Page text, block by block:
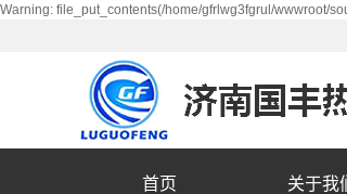
Warning: file_put_contents(/home/gfrlwg3fgrul/wwwroot/
首页 关于我